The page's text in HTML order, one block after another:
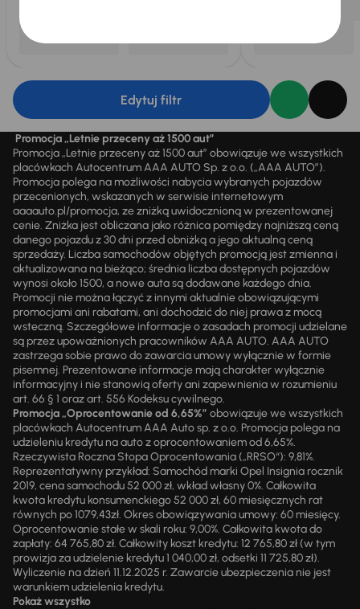
Edytuj filtr
Promocja „Letnie przeceny aż 1500 aut”
Promocja „Letnie przeceny aż 1500 aut” obowiązuje we wszystkich
placówkach Autocentrum AAA AUTO Sp. z o.o. („AAA AUTO”).
Promocja polega na możliwości nabycia wybranych pojazdów
przecenionych, wskazanych w serwisie internetowym
aaaauto.pl/promocja, ze zniżką uwidocznioną w prezentowanej
cenie. Zniżka jest obliczana jako różnica pomiędzy najniższą ceną
danego pojazdu z 30 dni przed obniżką a jego aktualną ceną
sprzedaży. Liczba samochodów objętych promocją jest zmienna i
aktualizowana na bieżąco; średnia liczba dostępnych pojazdów
wynosi około 1500, a nowe auta są dodawane każdego dnia.
Promocji nie można łączyć z innymi aktualnie obowiązującymi
promocjami ani rabatami, ani dochodzić do niej prawa z mocą
wsteczną. Szczegółowe informacje o zasadach promocji udzielane
są przez upoważnionych pracowników AAA AUTO. AAA AUTO
zastrzega sobie prawo do zawarcia umowy wyłącznie w formie
pisemnej. Prezentowane informacje mają charakter wyłącznie
informacyjny i nie stanowią oferty ani zapewnienia w rozumieniu
art. 66 § 1 oraz art. 556 Kodeksu cywilnego.
Promocja „Oprocentowanie od 6,65%” obowiązuje we wszystkich
placówkach Autocentrum AAA Auto sp. z o.o. Promocja polega na
udzieleniu kredytu na auto z oprocentowaniem od 6,65%.
Rzeczywista Roczna Stopa Oprocentowania („RRSO“): 9,81%.
Reprezentatywny przykład: Samochód marki Opel Insignia rocznik
2019, cena samochodu 52 000 zł, wkład własny 0%. Całkowita
kwota kredytu konsumenckiego 52 000 zł, 60 miesięcznych rat
równych po 1079,43zł. Okres obowiązywania umowy: 60 miesięcy.
Oprocentowanie stałe w skali roku: 9,00%. Całkowita kwota do
zapłaty: 64 765,80 zł. Całkowity koszt kredytu: 12 765,80 zł (w tym
prowizja za udzielenie kredytu 1 040,00 zł, odsetki 11 725,80 zł).
Wyliczenie na dzień 11.12.2025 r. Zawarcie ubezpieczenia nie jest
warunkiem udzielenia kredytu.
Pokaż wszystko